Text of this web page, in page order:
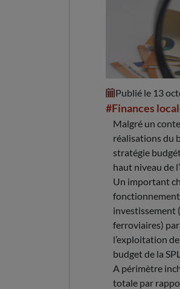
Avis sur
Publié le 13
#Finances
Malgré un
réalisations du
stratégie
haut niveau de
Un important
fonctionnement
investissement
ferroviaires)
l’exploitation
budget de la
A périmètre
totale par